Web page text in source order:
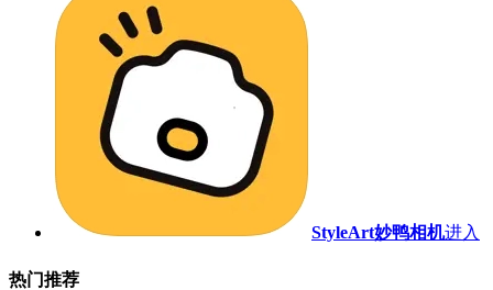
StyleArt妙鸭相机进入
热门推荐